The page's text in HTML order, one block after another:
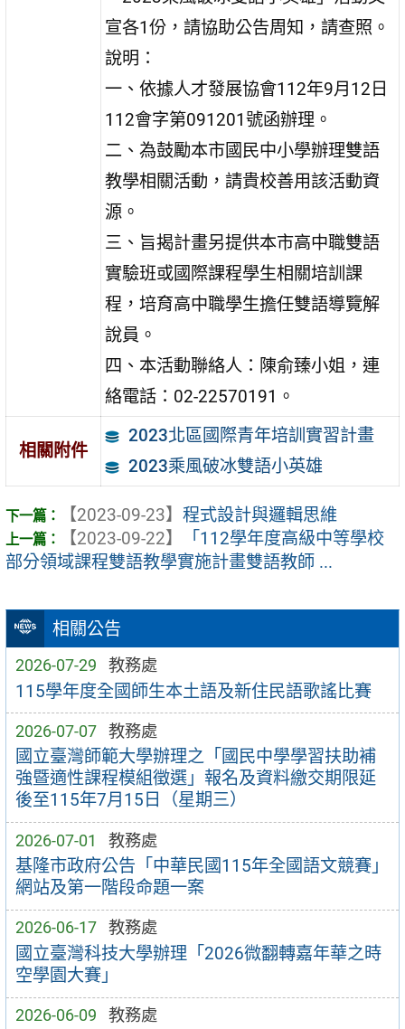
相關公告
2026-07-29 教務處
115學年度全國師生本土語及新住民語歌謠比賽
2026-07-07 教務處
國立臺灣師範大學辦理之「國民中學學習扶助補
強暨適性課程模組徵選」報名及資料繳交期限延
後至115年7月15日（星期三）
2026-07-01 教務處
基隆市政府公告「中華民國115年全國語文競賽」
網站及第一階段命題一案
2026-06-17 教務處
國立臺灣科技大學辦理「2026微翻轉嘉年華之時
空學園大賽」
2026-06-09 教務處
宣各1份，請協助公告周知，請查照。
說明：
一、依據人才發展協會112年9月12日
112會字第091201號函辦理。
二、為鼓勵本市國民中小學辦理雙語
教學相關活動，請貴校善用該活動資
源。
三、旨揭計畫另提供本市高中職雙語
實驗班或國際課程學生相關培訓課
程，培育高中職學生擔任雙語導覽解
說員。
四、本活動聯絡人：陳俞臻小姐，連
絡電話：02-22570191。
相關附件
2023北區國際青年培訓實習計畫
2023乘風破冰雙語小英雄
【2023-09-23】 程式設計與邏輯思維
【2023-09-22】
「112學年度高級中等學校
部分領域課程雙語教學實施計畫雙語教師 ...